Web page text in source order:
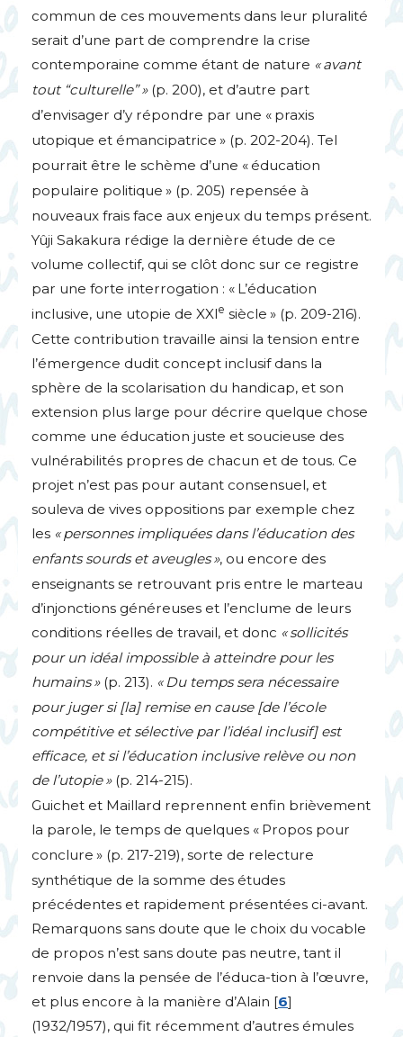
commun de ces mouvements dans leur pluralité
serait d’une part de comprendre la crise
contemporaine comme étant de nature « avant
tout “culturelle” »(p. 200), et d’autre part
d’envisager d’y répondre par une « praxis
utopique et émancipatrice » (p. 202-204). Tel
pourrait être le schème d’une « éducation
populaire politique » (p. 205) repensée à
nouveaux frais face aux enjeux du temps présent.
Yûji Sakakura rédige la dernière étude de ce
volume collectif, qui se clôt donc sur ce registre
par une forte interrogation : « L’éducation
inclusive, une utopie de XXIe siècle » (p. 209-216).
Cette contribution travaille ainsi la tension entre
l’émergence dudit concept inclusif dans la
sphère de la scolarisation du handicap, et son
extension plus large pour décrire quelque chose
comme une éducation juste et soucieuse des
vulnérabilités propres de chacun et de tous. Ce
projet n’est pas pour autant consensuel, et
souleva de vives oppositions par exemple chez
les « personnes impliquées dans l’éducation des
enfants sourds et aveugles », ou encore des
enseignants se retrouvant pris entre le marteau
d’injonctions généreuses et l’enclume de leurs
conditions réelles de travail, et donc « sollicités
pour un idéal impossible à atteindre pour les
humains »(p. 213). « Du temps sera nécessaire
pour juger si [la] remise en cause [de l’école
compétitive et sélective par l’idéal inclusif] est
efficace, et si l’éducation inclusive relève ou non
de l’utopie »(p. 214-215).
Guichet et Maillard reprennent enfin brièvement
la parole, le temps de quelques « Propos pour
conclure » (p. 217-219), sorte de relecture
synthétique de la somme des études
précédentes et rapidement présentées ci-avant.
Remarquons sans doute que le choix du vocable
de propos n’est sans doute pas neutre, tant il
renvoie dans la pensée de l’éduca-tion à l’œuvre,
et plus encore à la manière d’Alain [6]
(1932/1957), qui fit récemment d’autres émules